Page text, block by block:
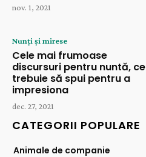
nov. 1, 2021
Nunți și mirese
Cele mai frumoase
discursuri pentru nuntă, ce
trebuie să spui pentru a
impresiona
dec. 27, 2021
CATEGORII POPULARE
Animale de companie